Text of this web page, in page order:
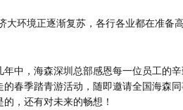
大环境正逐渐复苏，各行各业都在准备
中，海森深圳总部感恩每一位员工的
春季踏青游活动，随即邀请全国海森
，还有对未来的畅想！